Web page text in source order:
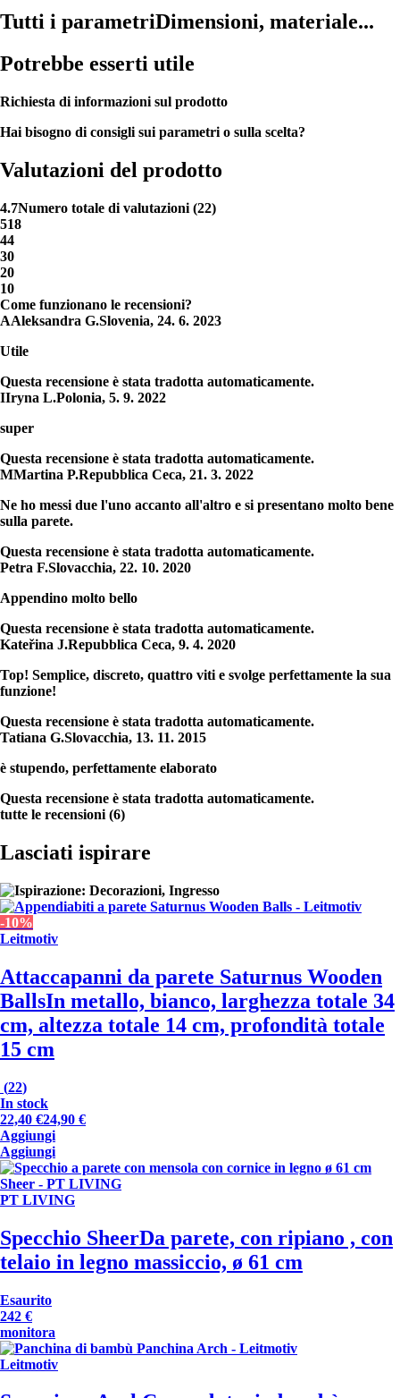
Tutti i parametriDimensioni, materiale...
Potrebbe esserti utile
Richiesta di informazioni sul prodotto
Hai bisogno di consigli sui parametri o sulla scelta?
Valutazioni del prodotto
4.7Numero totale di valutazioni (22)
518
44
30
20
10
Come funzionano le recensioni?
AAleksandra G.Slovenia, 24. 6. 2023
Utile
Questa recensione è stata tradotta automaticamente.
IIryna L.Polonia, 5. 9. 2022
super
Questa recensione è stata tradotta automaticamente.
MMartina P.Repubblica Ceca, 21. 3. 2022
Ne ho messi due l'uno accanto all'altro e si presentano molto bene
sulla parete.
Questa recensione è stata tradotta automaticamente.
Petra F.Slovacchia, 22. 10. 2020
Appendino molto bello
Questa recensione è stata tradotta automaticamente.
Kateřina J.Repubblica Ceca, 9. 4. 2020
Top! Semplice, discreto, quattro viti e svolge perfettamente la sua
funzione!
Questa recensione è stata tradotta automaticamente.
Tatiana G.Slovacchia, 13. 11. 2015
è stupendo, perfettamente elaborato
Questa recensione è stata tradotta automaticamente.
tutte le recensioni (6)
Lasciati ispirare
-10%
Leitmotiv
Attaccapanni da parete Saturnus Wooden
BallsIn metallo, bianco, larghezza totale 34
cm, altezza totale 14 cm, profondità totale
15 cm
(22)
In stock
22,40 €24,90 €
Aggiungi
Aggiungi
PT LIVING
Specchio SheerDa parete, con ripiano , con
telaio in legno massiccio, ø 61 cm
Esaurito
242 €
monitora
Leitmotiv